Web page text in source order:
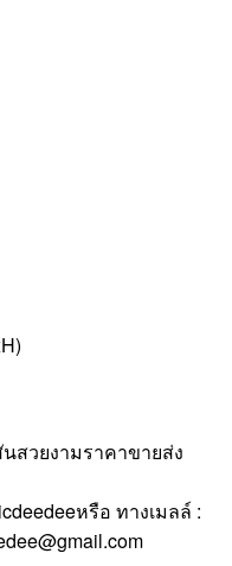
สวยงามราคาขายส่ง
หรือ ทางเมลล์ :